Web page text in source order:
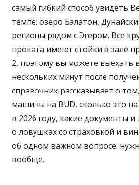
самый гибкий способ увидеть
темпе: озеро Балатон,
регионы рядом с Эгером. Все
проката имеют стойки в зале
2, поэтому вы можете выехать
нескольких минут после
справочник рассказывает о
машины на BUD, сколько это
в 2026 году, какие документы
о ловушках со страховкой и
об одном важном вопросе:
вообще.